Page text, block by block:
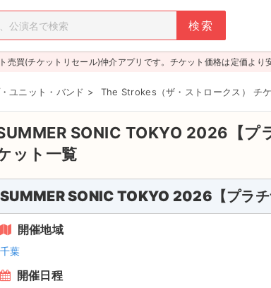
売買(チケットリセール)仲介アプリです。チケット価格は定価より
ユニット・バンド > The Strokes（ザ・ストロークス） チ
SONIC TOKYO 2026【プ
ット一覧
SUMMER SONIC TOKYO 2026【プラチ
開催地域
千葉
開催日程